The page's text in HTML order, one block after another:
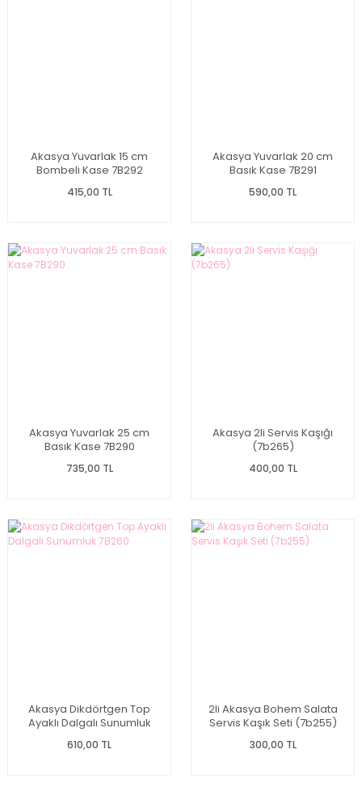
Akasya Yuvarlak 15 cm
Bombeli Kase 7B292
415,00 TL
Akasya Yuvarlak 20 cm
Basık Kase 7B291
590,00 TL
Akasya Yuvarlak 25 cm
Basık Kase 7B290
735,00 TL
Akasya 2li Servis Kaşığı
(7b265)
400,00 TL
Akasya Dikdörtgen Top
Ayaklı Dalgalı Sunumluk
610,00 TL
2li Akasya Bohem Salata
Servis Kaşık Seti (7b255)
300,00 TL